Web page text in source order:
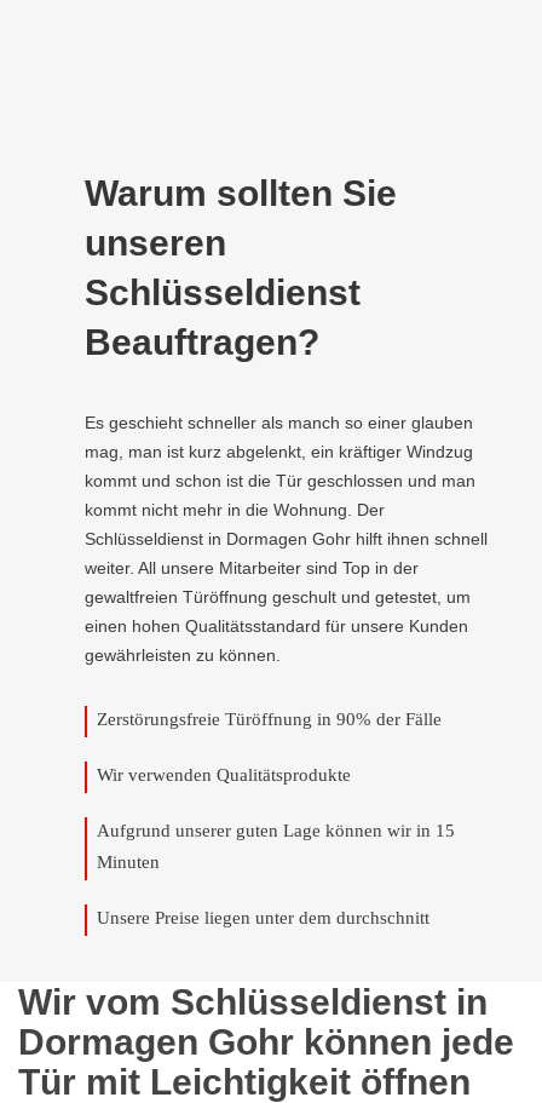
Warum sollten Sie
unseren
Schlüsseldienst
Beauftragen?
Es geschieht schneller als manch so einer glauben
mag, man ist kurz abgelenkt, ein kräftiger Windzug
kommt und schon ist die Tür geschlossen und man
kommt nicht mehr in die Wohnung. Der
Schlüsseldienst in Dormagen Gohr hilft ihnen schnell
weiter. All unsere Mitarbeiter sind Top in der
gewaltfreien Türöffnung geschult und getestet, um
einen hohen Qualitätsstandard für unsere Kunden
gewährleisten zu können.
Zerstörungsfreie Türöffnung in 90% der Fälle
Wir verwenden Qualitätsprodukte
Aufgrund unserer guten Lage können wir in 15
Minuten
Unsere Preise liegen unter dem durchschnitt
Wir vom Schlüsseldienst in
Dormagen Gohr können jede
Tür mit Leichtigkeit öffnen